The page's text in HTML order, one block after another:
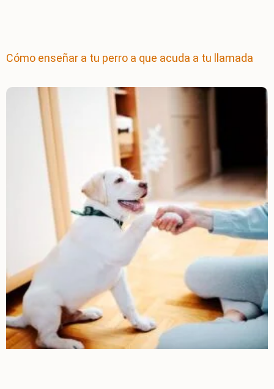
Cómo enseñar a tu perro a que acuda a tu llamada